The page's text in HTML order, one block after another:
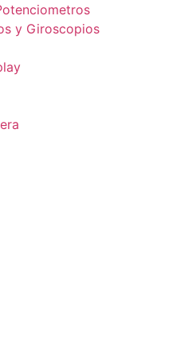
y Giroscopios